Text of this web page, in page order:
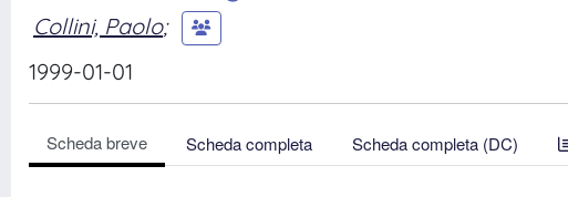
Collini, Paolo;
1999-01-01
Scheda breve Scheda completa Scheda completa (DC)